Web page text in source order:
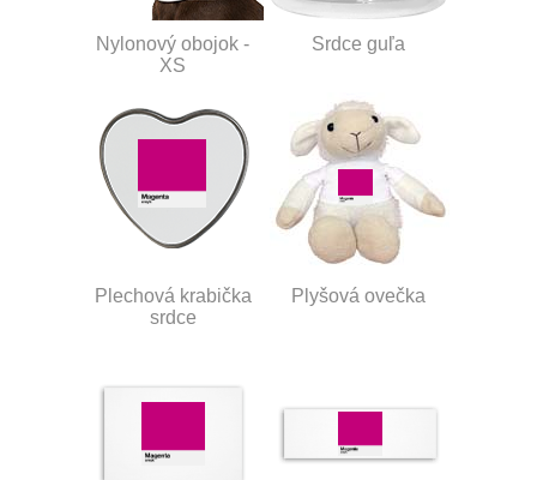
Nylonový obojok -
XS
Srdce guľa
Plechová krabička
srdce
Plyšová ovečka